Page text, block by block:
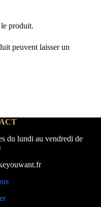
produit.
peuvent laisser un
du lundi au vendredi de